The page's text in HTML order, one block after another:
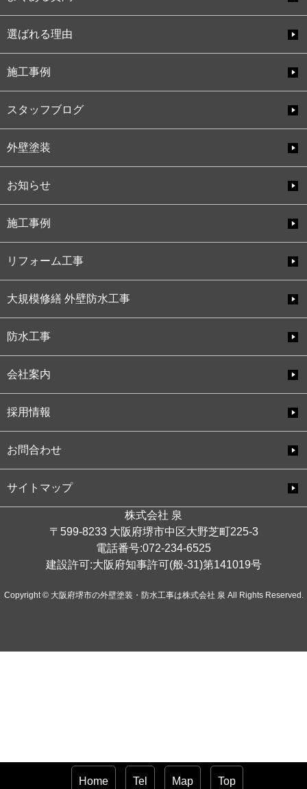
選ばれる理由
施工事例
スタッフブログ
外壁塗装
お知らせ
施工事例
リフォーム工事
大規模修繕 外壁防水工事
防水工事
会社案内
採用情報
お問合わせ
サイトマップ
株式会社 泉
〒599-8233 大阪府堺市中区大野芝町225-3
電話番号:072-234-6525
建設許可:大阪府知事許可(般-31)第141019号
Copyright © 大阪府堺市の外壁塗装・防水工事は株式会社 泉 All Rights Reserved.
Home Tel Map Top